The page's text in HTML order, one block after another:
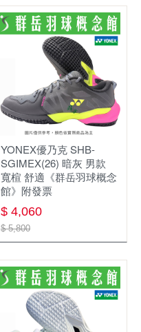
YONEX優乃克 SHB-
SGIMEX(26) 暗灰 男款
寬楦 舒適《群岳羽球概念
館》附發票
$ 4,060
$ 5,800